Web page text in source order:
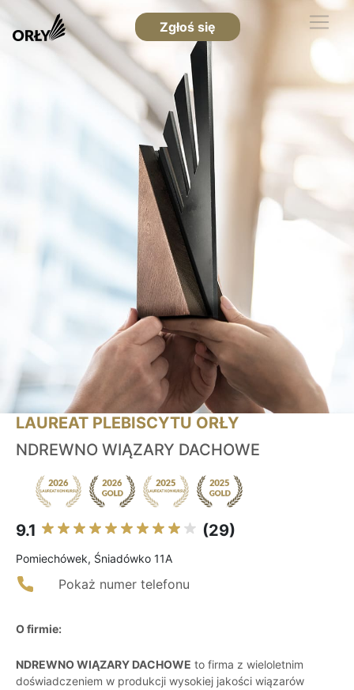
Zgłoś się
LAUREAT PLEBISCYTU ORŁY
NDREWNO WIĄZARY DACHOWE
9.1 (29)
Pomiechówek, Śniadówko 11A
Pokaż numer telefonu
O firmie:
NDREWNO WIĄZARY DACHOWE to firma z wieloletnim
doświadczeniem w produkcji wysokiej jakości wiązarów